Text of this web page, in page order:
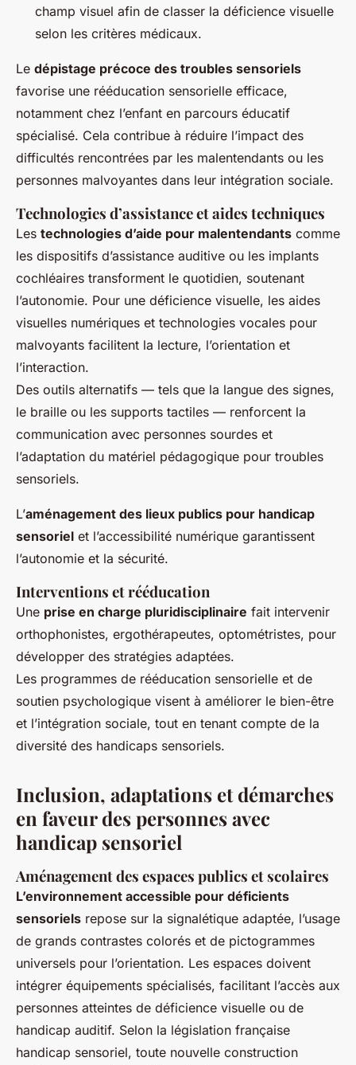
champ visuel afin de classer la déficience visuelle
selon les critères médicaux.
Le dépistage précoce des troubles sensoriels
favorise une rééducation sensorielle efficace,
notamment chez l’enfant en parcours éducatif
spécialisé. Cela contribue à réduire l’impact des
difficultés rencontrées par les malentendants ou les
personnes malvoyantes dans leur intégration sociale.
Technologies d’assistance et aides techniques
Les technologies d’aide pour malentendants comme
les dispositifs d’assistance auditive ou les implants
cochléaires transforment le quotidien, soutenant
l’autonomie. Pour une déficience visuelle, les aides
visuelles numériques et technologies vocales pour
malvoyants facilitent la lecture, l’orientation et
l’interaction.
Des outils alternatifs — tels que la langue des signes,
le braille ou les supports tactiles — renforcent la
communication avec personnes sourdes et
l’adaptation du matériel pédagogique pour troubles
sensoriels.
L’aménagement des lieux publics pour handicap
sensoriel et l’accessibilité numérique garantissent
l’autonomie et la sécurité.
Interventions et rééducation
Une prise en charge pluridisciplinaire fait intervenir
orthophonistes, ergothérapeutes, optométristes, pour
développer des stratégies adaptées.
Les programmes de rééducation sensorielle et de
soutien psychologique visent à améliorer le bien-être
et l’intégration sociale, tout en tenant compte de la
diversité des handicaps sensoriels.
Inclusion, adaptations et démarches
en faveur des personnes avec
handicap sensoriel
Aménagement des espaces publics et scolaires
L’environnement accessible pour déficients
sensoriels repose sur la signalétique adaptée, l’usage
de grands contrastes colorés et de pictogrammes
universels pour l’orientation. Les espaces doivent
intégrer équipements spécialisés, facilitant l’accès aux
personnes atteintes de déficience visuelle ou de
handicap auditif. Selon la législation française
handicap sensoriel, toute nouvelle construction